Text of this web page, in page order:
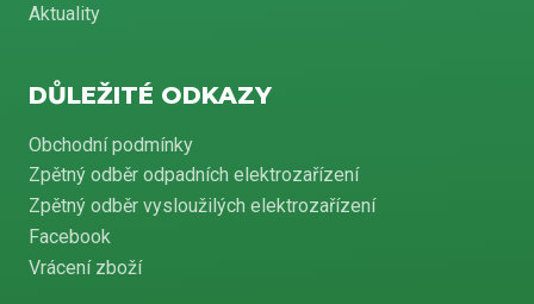
Aktuality
DŮLEŽITÉ ODKAZY
Obchodní podmínky
Zpětný odběr odpadních elektrozařízení
Zpětný odběr vysloužilých elektrozařízení
Facebook
Vrácení zboží